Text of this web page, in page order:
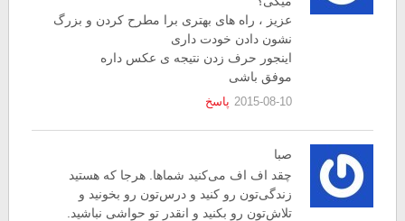
عزیز ، راه های بهتری برا مطرح کردن و بزرگ
نشون دادن خودت داری
اینجور حرف زدن نتیجه ی عکس داره
موفق باشی
2015-08-10 پاسخ
صبا
چقد اف اف می‌کنید شماها. هرجا که هستید
زندگی‌تون رو کنید و درس‌تون رو بخونید و
تلاش‌تون رو بکنید و انقدر تو حواشی نباشید.